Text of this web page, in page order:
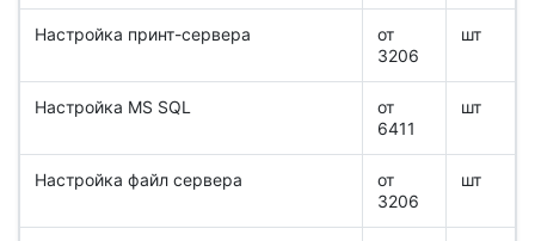
Настройка принт-сервера
от
3206
шт
Настройка MS SQL
от
6411
шт
Настройка файл сервера
от
3206
шт